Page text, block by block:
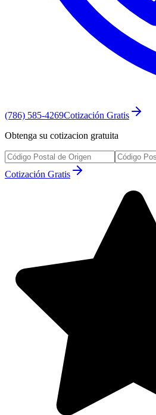
(786) 585-4269Cotización Gratis
Obtenga su cotizacion gratuita
Cotización Gratis